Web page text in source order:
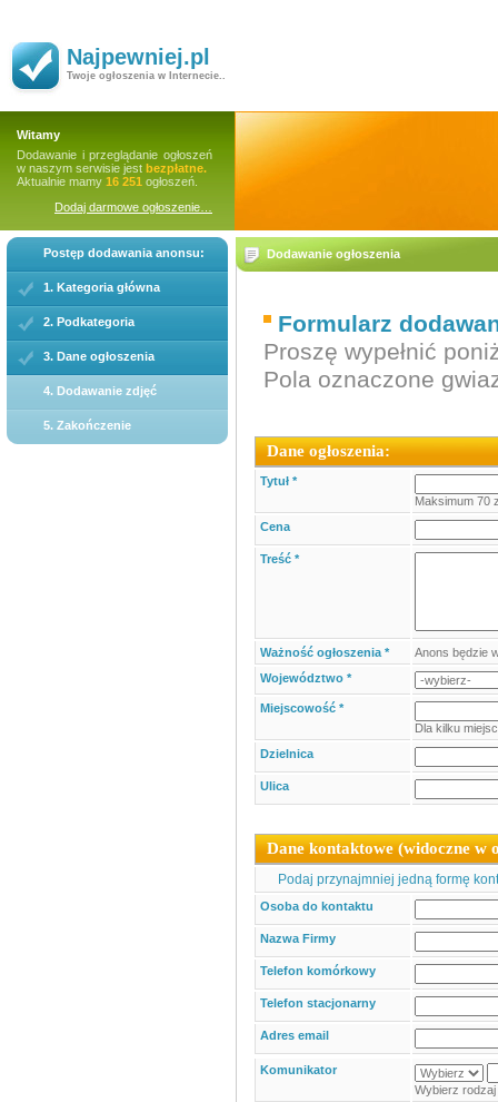
Najpewniej.pl
Twoje ogłoszenia w Internecie..
Witamy
Dodawanie i przeglądanie ogłoszeń
w naszym serwisie jest bezpłatne.
Aktualnie mamy 16 251 ogłoszeń.
Dodaj darmowe ogłoszenie…
Postęp dodawania anonsu:
1. Kategoria główna
2. Podkategoria
3. Dane ogłoszenia
4. Dodawanie zdjęć
5. Zakończenie
Dodawanie ogłoszenia
Formularz
Proszę wypełnić
Pola oznaczone
Dane ogłoszenia:
Tytuł *
Maksimum 70
Cena
Treść *
Ważność ogłoszenia *
Anons będzie
Województwo *
Miejscowość *
Dla kilku
Dzielnica
Ulica
Dane kontaktowe (widoczne w
Podaj przynajmniej jedną formę
Osoba do kontaktu
Nazwa Firmy
Telefon komórkowy
Telefon stacjonarny
Adres email
Komunikator
Wybierz